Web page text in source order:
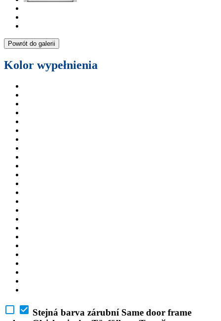
Powrót do galerii
Kolor wypełnienia
Stejná barva zárubní Same door frame